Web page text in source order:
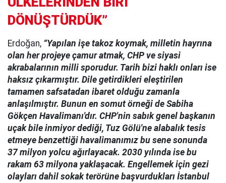
DÖNÜŞTÜRDÜK”
Erdoğan, “Yapılan işe takoz koymak, milletin hayrına
olan her projeye çamur atmak, CHP ve siyasi
akrabalarının milli sporudur. Tarih bizi haklı onları ise
haksız çıkarmıştır. Dile getirdikleri eleştirilen
tamamen safsatadan ibaret olduğu zamanla
anlaşılmıştır. Bunun en somut örneği de Sabiha
Gökçen Havalimanı'dır. CHP'nin sabık genel başkanın
uçak bile inmiyor dediği, Tuz Gölü'ne alabalık tesis
etmeye benzettiği havalimanımız bu sene sonunda
37 milyon yolcu ağırlayacak. 2030 yılında ise bu
rakam 63 milyona yaklaşacak. Engellemek için gezi
olayları dahil sokak terörüne başvurdukları İstanbul